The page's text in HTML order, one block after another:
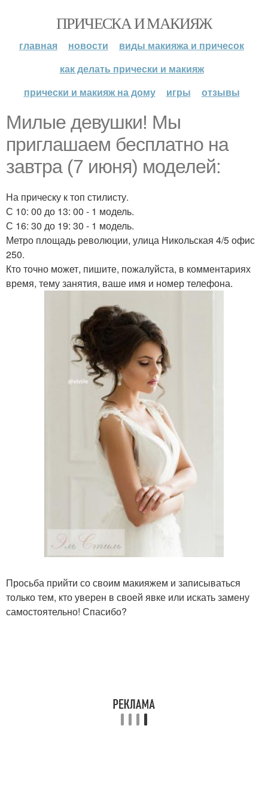
ПРИЧЕСКА И МАКИЯЖ
главная новости
виды макияжа и причесок
как делать прически и макияж
прически и макияж на дому
игры отзывы
Милые девушки! Мы
приглашаем бесплатно на
завтра (7 июня) моделей:
На прическу к топ стилисту.
С 10: 00 до 13: 00 - 1 модель.
С 16: 30 до 19: 30 - 1 модель.
Метро площадь революции, улица Никольская 4/5 офис
250.
Кто точно может, пишите, пожалуйста, в комментариях
время, тему занятия, ваше имя и номер телефона.
Просьба прийти со своим макияжем и записываться
только тем, кто уверен в своей явке или искать замену
самостоятельно! Спасибо?